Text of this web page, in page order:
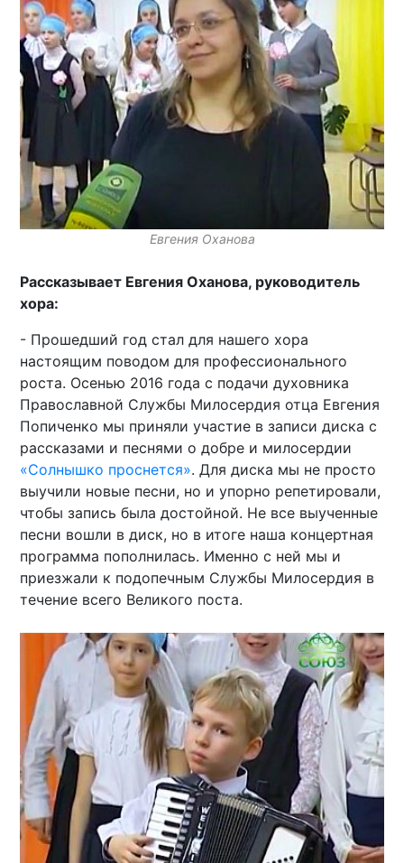
Евгения Оханова
Рассказывает Евгения Оханова, руководитель
хора:
- Прошедший год стал для нашего хора
настоящим поводом для профессионального
роста. Осенью 2016 года с подачи духовника
Православной Службы Милосердия отца Евгения
Попиченко мы приняли участие в записи диска с
рассказами и песнями о добре и милосердии
«Солнышко проснется». Для диска мы не просто
выучили новые песни, но и упорно репетировали,
чтобы запись была достойной. Не все выученные
песни вошли в диск, но в итоге наша концертная
программа пополнилась. Именно с ней мы и
приезжали к подопечным Службы Милосердия в
течение всего Великого поста.